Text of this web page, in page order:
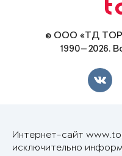
© ООО «ТД
1990—2026.
Интернет-сайт
исключительно